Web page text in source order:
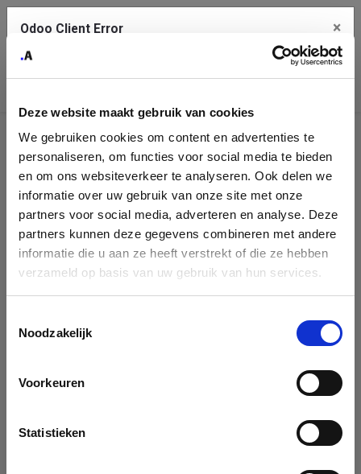
Deze website maakt gebruik van cookies
We gebruiken cookies om content en advertenties te
personaliseren, om functies voor social media te bieden
en om ons websiteverkeer te analyseren. Ook delen we
informatie over uw gebruik van onze site met onze
partners voor social media, adverteren en analyse. Deze
partners kunnen deze gegevens combineren met andere
informatie die u aan ze heeft verstrekt of die ze hebben
verzameld op basis van uw gebruik van hun services.
Noodzakelijk
Voorkeuren
Statistieken
Helpdesk
There is no public Helpdesk team to show.
Odoo Client Error ×
service.
See details
Ok